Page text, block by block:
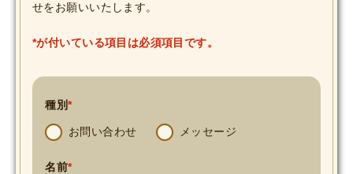
せをお願いいたします。
*が付いている項目は必須項目です。
種別*
お問い合わせ メッセージ
名前*